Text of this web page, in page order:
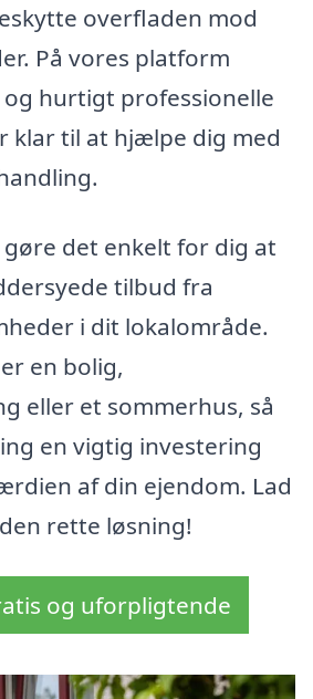
overfladen mod
På vores platform
hurtigt professionelle
klar til at hjælpe dig med
det enkelt for dig at
tilbud fra
i dit lokalområde.
en bolig,
eller et sommerhus, så
en vigtig investering
af din ejendom. Lad
rette løsning!
og uforpligtende